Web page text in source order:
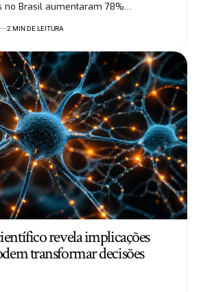
no Brasil aumentaram 78%…
2 MIN DE LEITURA
revela implicações
transformar decisões